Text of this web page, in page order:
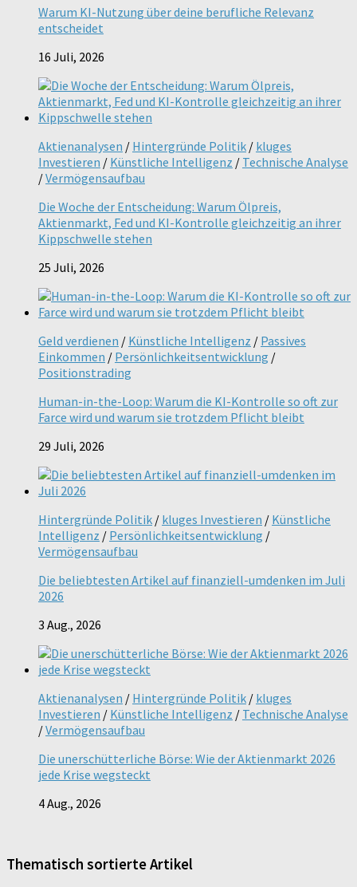
Warum KI-Nutzung über deine berufliche Relevanz
entscheidet
16 Juli, 2026
Aktienanalysen / Hintergründe Politik / kluges
Investieren / Künstliche Intelligenz / Technische Analyse
/Vermögensaufbau
Die Woche der Entscheidung: Warum Ölpreis,
Aktienmarkt, Fed und KI-Kontrolle gleichzeitig an ihrer
Kippschwelle stehen
25 Juli, 2026
Geld verdienen / Künstliche Intelligenz / Passives
Einkommen / Persönlichkeitsentwicklung /
Positionstrading
Human-in-the-Loop: Warum die KI-Kontrolle so oft zur
Farce wird und warum sie trotzdem Pflicht bleibt
29 Juli, 2026
Hintergründe Politik / kluges Investieren / Künstliche
Intelligenz / Persönlichkeitsentwicklung /
Vermögensaufbau
Die beliebtesten Artikel auf finanziell-umdenken im Juli
2026
3 Aug., 2026
Aktienanalysen / Hintergründe Politik / kluges
Investieren / Künstliche Intelligenz / Technische Analyse
/Vermögensaufbau
Die unerschütterliche Börse: Wie der Aktienmarkt 2026
jede Krise wegsteckt
4 Aug., 2026
Thematisch sortierte Artikel